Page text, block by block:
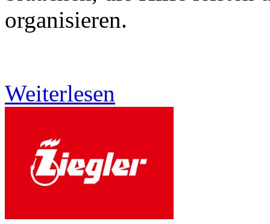
organisieren.
Weiterlesen